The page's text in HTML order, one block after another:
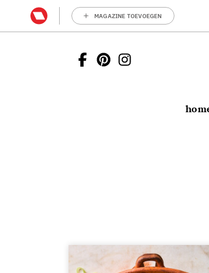
MAGAZINE TOEVOEGEN